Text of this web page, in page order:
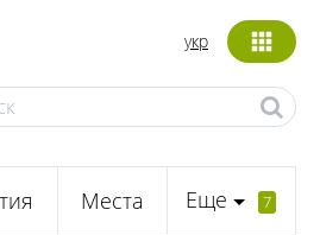
укр
Места Еще 7